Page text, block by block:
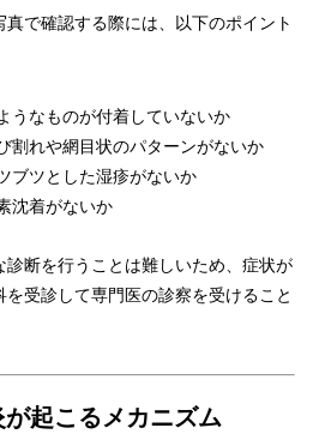
で確認する際には、以下のポイント
うなものが付着していないか
割れや網目状のパターンがないか
ブツとした湿疹がないか
沈着がないか
診断を行うことは難しいため、症状が
受診して専門医の診察を受けること
起こるメカニズム